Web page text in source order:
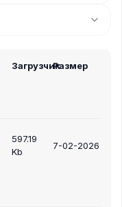
ЗагрузчикРазмер
597.19
Kb
7-02-2026